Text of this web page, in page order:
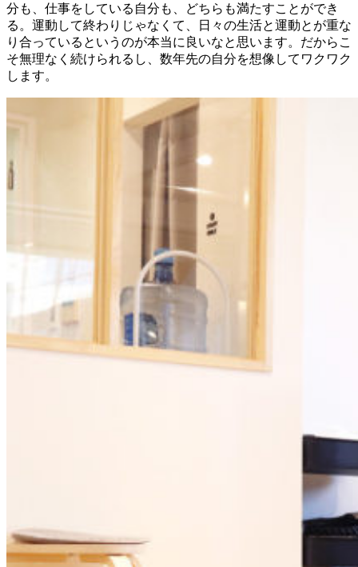
分も、仕事をしている自分も、どちらも満たすことができ
る。運動して終わりじゃなくて、日々の生活と運動とが重な
り合っているというのが本当に良いなと思います。だからこ
そ無理なく続けられるし、数年先の自分を想像してワクワク
します。